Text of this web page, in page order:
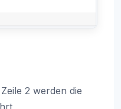
2 werden die